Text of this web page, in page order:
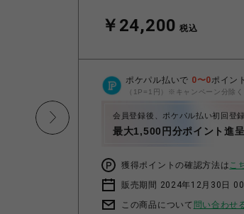
￥24,200 税込
ポケパル払いで 0〜0ポイント
（1P=1円）※キャンペーン分除く
会員登録後、ポケパル払い初回登
最大1,500円分ポイント進呈
獲得ポイントの確認方法はこ
販売期間 2024年12月30日
この商品について 問い合わせ